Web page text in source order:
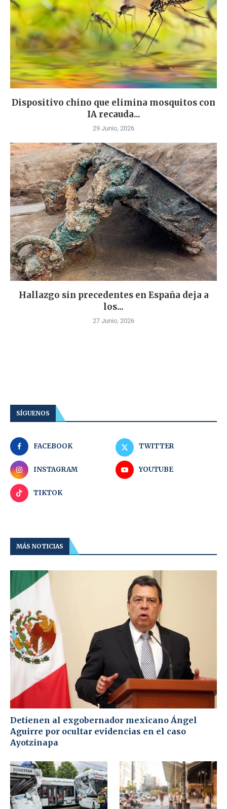
Dispositivo chino que elimina mosquitos con
IA recauda...
29 Junio, 2026
Hallazgo sin precedentes en España deja a
los...
27 Junio, 2026
SÍGUENOS
FACEBOOK TWITTER
INSTAGRAM YOUTUBE
TIKTOK
MÁS NOTICIAS
Detienen al exgobernador mexicano Ángel
Aguirre por ocultar evidencias en el caso
Ayotzinapa